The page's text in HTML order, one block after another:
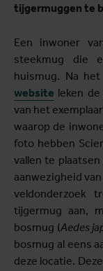
tijgermuggen te
Een inwoner
steekmug die
huismug. Na
website leken
van het
waarop de
foto hebben
vallen te
aanwezigheid
veldonderzoek
tijgermug aan,
bosmug (Aedes
bosmug al eens
deze locatie.